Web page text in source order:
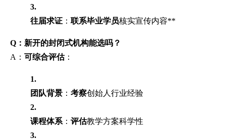
3.
往届求证 ： 联系毕业学员核实宣传内容**
Q：新开的封闭式机构能选吗？
A： 可综合评估：
1.
团队背景 ： 考察创始人行业经验
2.
课程体系 ： 评估教学方案科学性
3.